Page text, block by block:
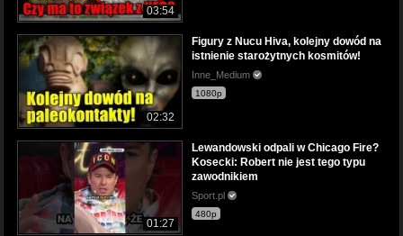
03:54
02:32
Figury z Nucu Hiva, kolejny dowód na
istnienie starożytnych kosmitów!
Inne_Medium
1080p
01:27
Lewandowski odpali w Chicago Fire?
Kosecki: Robert nie jest tego typu
zawodnikiem
Sport.pl
480p